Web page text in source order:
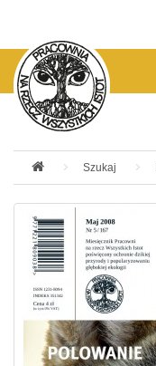
Kategorie
Szukaj